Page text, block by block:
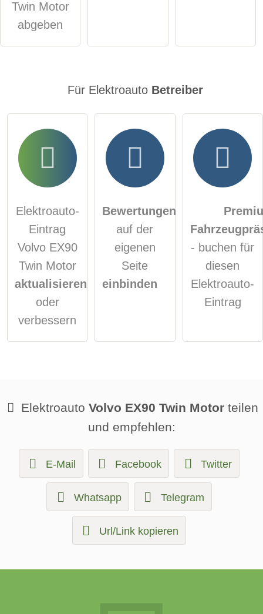
Klicken Sie hier um eine
Elektroauto-Eintrag zu stellen
Twin Motor
abgeben
Für Elektroauto Betreiber
Elektroauto-
Eintrag
Volvo EX90
Twin Motor
aktualisieren
oder
verbessern
Bewertungen
auf der
eigenen
Seite
einbinden
- buchen für
diesen
Elektroauto-
Eintrag
ElektroautoVolvo EX90 Twin Motor teilen
und empfehlen:
E-Mail Facebook Twitter
Whatsapp Telegram
Url/Link kopieren